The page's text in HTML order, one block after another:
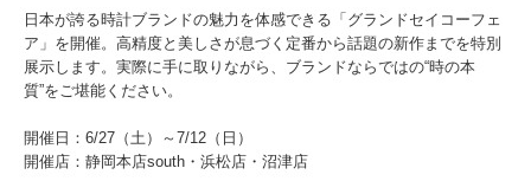
日本が誇る時計ブランドの魅力を体感できる「グランドセイコーフェ
ア」を開催。高精度と美しさが息づく定番から話題の新作までを特別
展示します。実際に手に取りながら、ブランドならではの“時の本
質”をご堪能ください。
開催日：6/27（土）～7/12（日）
開催店：静岡本店south・浜松店・沼津店